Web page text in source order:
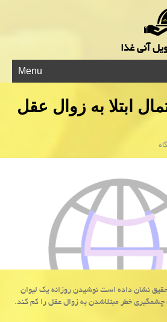
آنی غذا
Menu
ابتلا به زوال عقل
نشان داده است نوشیدن روزانه یك لیوان
خطر مبتلاشدن به زوال عقل را كم كند.